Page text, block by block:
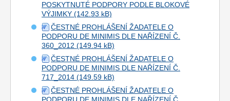
POSKYTNUTÉ PODPORY PODLE BLOKOVÉ
VÝJIMKY
ČESTNÉ PROHLÁŠENÍ ŽADATELE O
PODPORU DE MINIMIS DLE NAŘÍZENÍ Č.
360_2012
ČESTNÉ PROHLÁŠENÍ ŽADATELE O
PODPORU DE MINIMIS DLE NAŘÍZENÍ Č.
717_2014
ČESTNÉ PROHLÁŠENÍ ŽADATELE O